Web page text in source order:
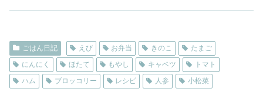
ごはん日記 えび お弁当 きのこ
たまご
にんにく
ほたて もやし キャベツ
トマト
ハム
ブロッコリー レシピ 人参 小松菜